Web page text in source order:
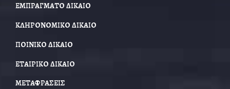
ΕΜΠΡΑΓΜΑΤΟ ΔΙΚΑΙΟ
ΚΛΗΡΟΝΟΜΙΚΟ ΔΙΚΑΙΟ
ΠΟΙΝΙΚΟ ΔΙΚΑΙΟ
ΕΤΑΙΡΙΚΟ ΔΙΚΑΙΟ
ΜΕΤΑΦΡΑΣΕΙΣ